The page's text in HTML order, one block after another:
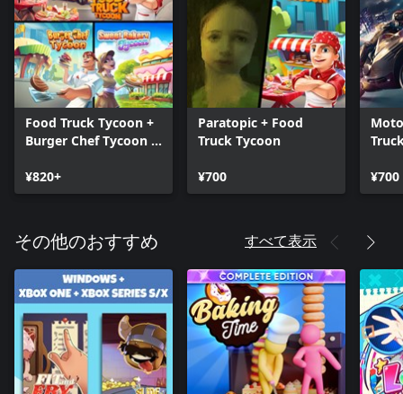
Food Truck Tycoon +
Burger Chef Tycoon +
¥820+
Paratopic + Food
Truck Tycoon
¥700 ¥700
その他のおすすめ すべて表示